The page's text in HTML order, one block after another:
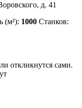
д. 41
(м²): 1000 Станков:
откликнутся сами.